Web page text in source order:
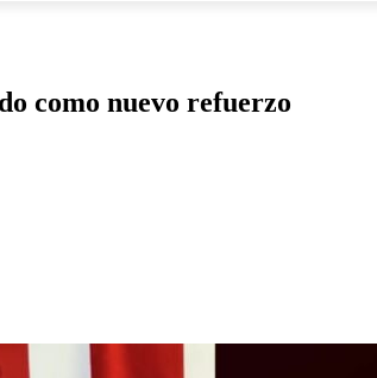
como nuevo refuerzo